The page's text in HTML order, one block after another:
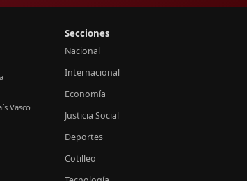
Vasco
Secciones
Nacional
Internacional
Economía
Justicia Social
Deportes
Cotilleo